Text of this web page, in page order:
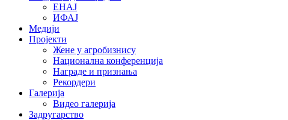
ЕНАЈ
ИФАЈ
Медији
Пројекти
Жене у агробизнису
Национална конференција
Награде и признања
Рекордери
Галерија
Видео галерија
Задругарство